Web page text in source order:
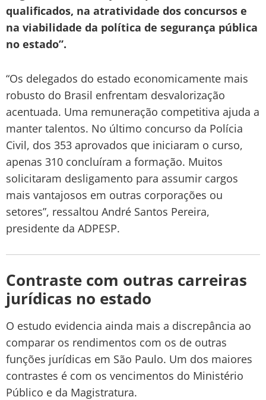
qualificados, na atratividade dos concursos e
na viabilidade da política de segurança pública
no estado”.
“Os delegados do estado economicamente mais
robusto do Brasil enfrentam desvalorização
acentuada. Uma remuneração competitiva ajuda a
manter talentos. No último concurso da Polícia
Civil, dos 353 aprovados que iniciaram o curso,
apenas 310 concluíram a formação. Muitos
solicitaram desligamento para assumir cargos
mais vantajosos em outras corporações ou
setores”, ressaltou André Santos Pereira,
presidente da ADPESP.
Contraste com outras carreiras
jurídicas no estado
O estudo evidencia ainda mais a discrepância ao
comparar os rendimentos com os de outras
funções jurídicas em São Paulo. Um dos maiores
contrastes é com os vencimentos do Ministério
Público e da Magistratura.